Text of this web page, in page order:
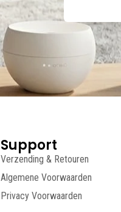
Support
Verzending & Retouren
Algemene Voorwaarden
Privacy Voorwaarden